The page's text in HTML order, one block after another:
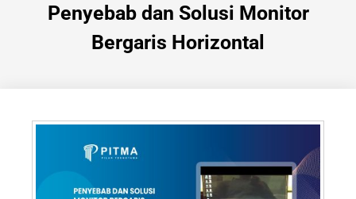
Penyebab dan Solusi Monitor
Bergaris Horizontal